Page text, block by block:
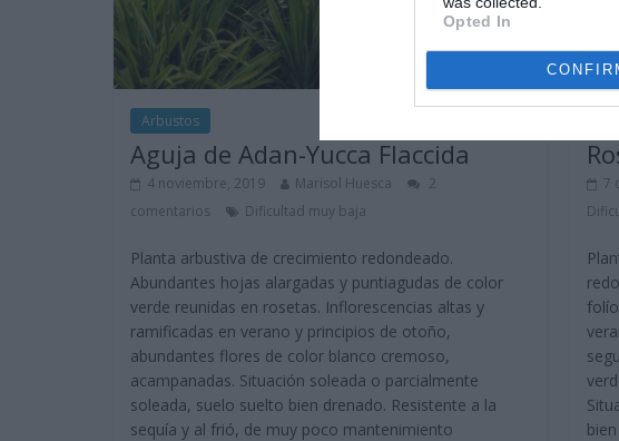
Opted In
Arbustos
Aguja de Adan-Yucca Flaccida
4 noviembre, 2019 Marisol Huesca
2
comentarios
Dificultad muy baja
Planta arbustiva de crecimiento redondeado.
Abundantes hojas alargadas y puntiagudas de color
verde reunidas en rosetas. Inflorescencias altas y
ramificadas en verano y principios de otoño,
abundantes flores de color blanco cremoso,
acampanadas. Situación soleada o parcialmente
soleada, suelo suelto bien drenado. Resistente a la
sequía y al frió, de muy poco mantenimiento
7